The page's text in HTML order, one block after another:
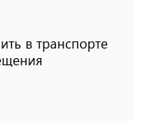
в транспорте